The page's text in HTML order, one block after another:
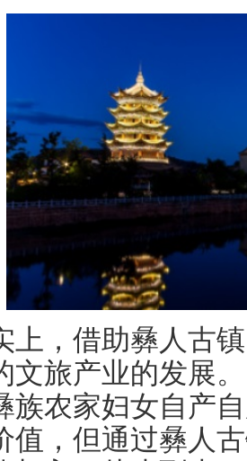
，借助彝人古镇
文旅产业的发展
族农家妇女自产
值，但通过彝人